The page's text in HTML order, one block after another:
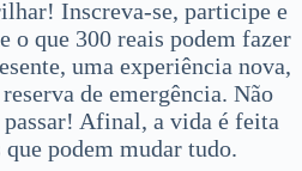
Inscreva-se, participe e
o que 300 reais podem fazer
uma experiência nova,
de emergência. Não
Afinal, a vida é feita
podem mudar tudo.